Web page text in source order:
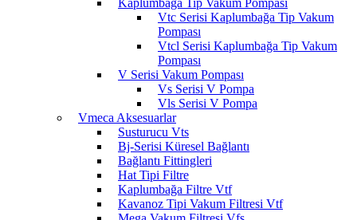
Kaplumbağa Tip Vakum Pompası
Vtc Serisi Kaplumbağa Tip Vakum
Pompası
Vtcl Serisi Kaplumbağa Tip Vakum
Pompası
V Serisi Vakum Pompası
Vs Serisi V Pompa
Vls Serisi V Pompa
Vmeca Aksesuarlar
Susturucu Vts
Bj-Serisi Küresel Bağlantı
Bağlantı Fittingleri
Hat Tipi Filtre
Kaplumbağa Filtre Vtf
Kavanoz Tipi Vakum Filtresi Vtf